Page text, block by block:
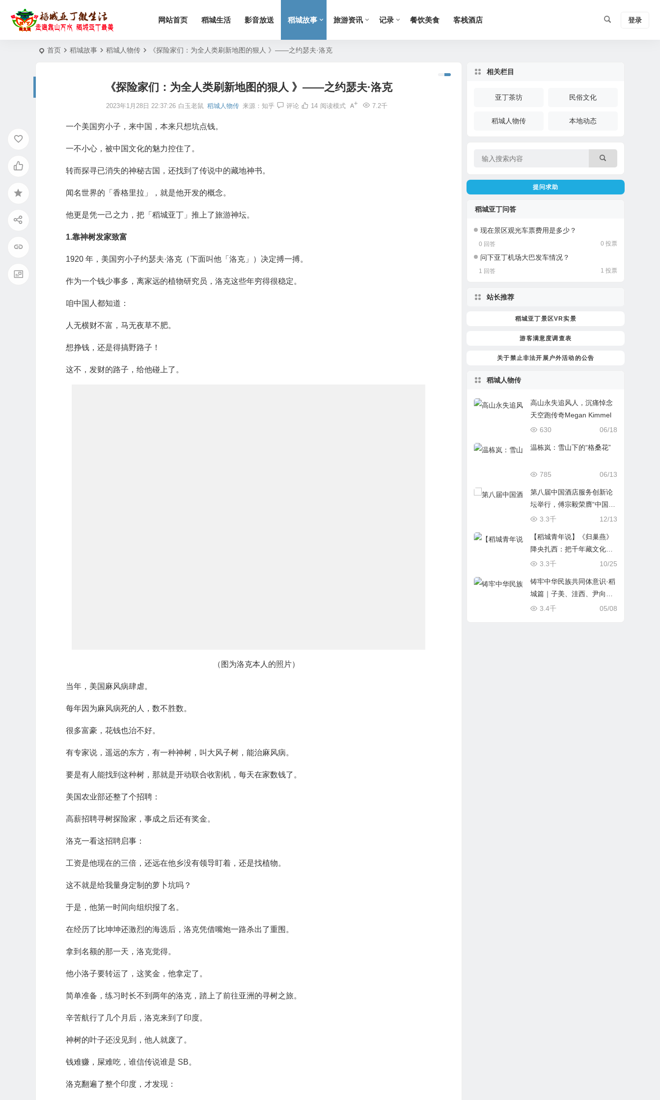
网站首页 稻城生活 影音放送 稻城故事 旅游资讯 记录 餐饮美食 客栈酒店 登录
首页 稻城故事 稻城人物传 《探险家们：为全人类刷新地图的狠人 》——之约瑟夫·洛克
《探险家们：为全人类刷新地图的狠人 》——之约瑟夫·洛克
2023年1月28日 22:37:26 白玉老鼠 稻城人物传 来源：知乎 评论 7.2千
14 阅读模式
一个美国穷小子，来中国，本来只想坑点钱。
一不小心，被中国文化的魅力控住了。
转而探寻已消失的神秘古国，还找到了传说中的藏地神书。
闻名世界的「香格里拉」，就是他开发的概念。
他更是凭一己之力，把「稻城亚丁」推上了旅游神坛。
1.靠神树发家致富
1920 年，美国穷小子约瑟夫·洛克（下面叫他「洛克」）决定搏一搏。
作为一个钱少事多，离家远的植物研究员，洛克这些年穷得很稳定。
咱中国人都知道：
人无横财不富，马无夜草不肥。
想挣钱，还是得搞野路子！
这不，发财的路子，给他碰上了。
（图为洛克本人的照片）
当年，美国麻风病肆虐。
每年因为麻风病死的人，数不胜数。
很多富豪，花钱也治不好。
有专家说，遥远的东方，有一种神树，叫大风子树，能治麻风病。
要是有人能找到这种树，那就是开动联合收割机，每天在家数钱了。
美国农业部还整了个招聘：
高薪招聘寻树探险家，事成之后还有奖金。
洛克一看这招聘启事：
工资是他现在的三倍，还远在他乡没有领导盯着，还是找植物。
这不就是给我量身定制的萝卜坑吗？
于是，他第一时间向组织报了名。
在经历了比坤坤还激烈的海选后，洛克凭借嘴炮一路杀出了重围。
拿到名额的那一天，洛克觉得。
他小洛子要转运了，这奖金，他拿定了。
简单准备，练习时长不到两年的洛克，踏上了前往亚洲的寻树之旅。
辛苦航行了几个月后，洛克来到了印度。
神树的叶子还没见到，他人就废了。
钱难赚，屎难吃，谁信传说谁是 SB。
洛克翻遍了整个印度，才发现：
相关栏目
亚丁茶坊 民俗文化
稻城人物传 本地动态
提问求助
稻城亚丁问答
现在景区观光车票费用是多少？
0 回答 0 投票
问下亚丁机场大巴发车情况？
1 回答 1 投票
站长推荐
稻城亚丁景区VR实景
游客满意度调查表
关于禁止非法开展户外活动的公告
稻城人物传
高山永失追风人，沉痛悼念
天空跑传奇Megan Kimmel
06/18
630
温栋岚：雪山下的“格桑花”
06/13
785
第八届中国酒店服务创新论
坛举行，傅宗毅荣膺“中国服
务杰出创新力人物”
12/13
3.3千
【稻城青年说】《归巢燕》
降央扎西：把千年藏文化装
进民宿
10/25
3.3千
铸牢中华民族共同体意识·稻
城篇｜子美、洼西、尹向
东：皮洛·石破天惊（纪实节
05/08
3.4千